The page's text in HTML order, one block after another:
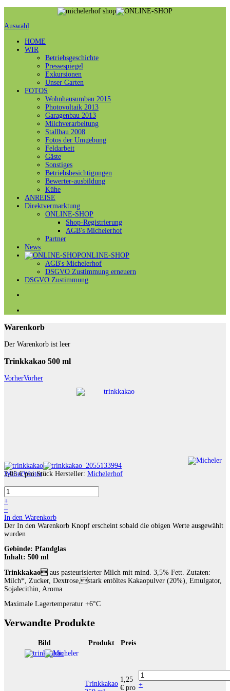
Auswahl
HOME
WIR
Betriebsgeschichte
Pressespiegel
Exkursionen
Unser Garten
FOTOS
Wohnhausumbau 2015
Photovoltaik 2013
Garagenbau 2013
Milchverarbeitung
Stallbau 2008
Fotos der Umgebung
Feldarbeit
Gäste
Sonstiges
Betriebsbesichtigungen
Bewerter-ausbildung
Kühe
ANREISE
Direktvermarktung
ONLINE-SHOP
Shop-Registrierung
AGB's Michelerhof
Partner
News
ONLINE-SHOP
AGB's Michelerhof
DSGVO Zustimmung erneuern
DSGVO Zustimmung
Warenkorb
Der Warenkorb ist leer
Trinkkakao 500 ml
VorherVorher
WeiterWeiter
2,05 € pro Stück Hersteller: Michelerhof
+
–
In den Warenkorb
Der In den Warenkorb Knopf erscheint sobald die obigen Werte ausgewählt
wurden
Gebinde: Pfandglas
Inhalt: 500 ml
Trinkkakao aus pasteurisierter Milch mit mind. 3,5% Fett. Zutaten:
Milch*, Zucker, Dextrose,stark entöltes Kakaopulver (20%), Emulgator,
Sojalecithin, Aroma
Maximale Lagertemperatur +6°C
Verwandte Produkte
Bild Produkt Preis
Trinkkakao
1,25
€ pro +